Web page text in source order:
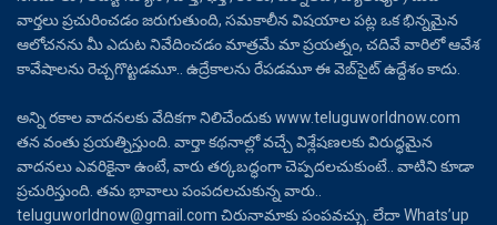
వార్తలు ప్రచురించడం జరుగుతుంది, సమకాలీన విషయాల పట్ల ఒక భిన్నమైన
ఆలోచనను మీ ఎదుట నివేదించడం మాత్రమే మా ప్రయత్నం, చదివే వారిలో ఆవేశ
కావేషాలను రెచ్చగొట్టడమూ.. ఉద్రేకాలను రేపడమూ ఈ వెబ్‌సైట్ ఉద్దేశం కాదు.
అన్ని రకాల వాదనలకు వేదికగా నిలిచేందుకు www.teluguworldnow.com
తన వంతు ప్రయత్నిస్తుంది. వార్తా కథనాల్లో వచ్చే విశ్లేషణలకు విరుద్ధమైన
వాదనలు ఎవరికైనా ఉంటే, వారు తర్కబద్ధంగా చెప్పదలచుకుంటే.. వాటిని కూడా
ప్రచురిస్తుంది. తమ భావాలు పంపదలచుకున్న వారు..
teluguworldnow@gmail.com చిరునామాకు పంపవచ్చు. లేదా Whats’up